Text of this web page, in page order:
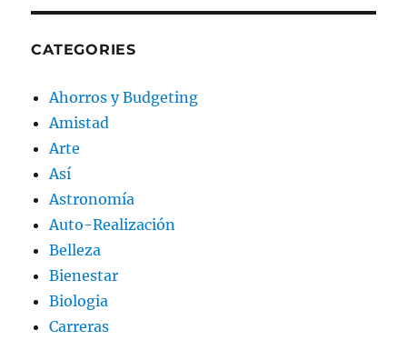
CATEGORIES
Ahorros y Budgeting
Amistad
Arte
Así
Astronomía
Auto-Realización
Belleza
Bienestar
Biologia
Carreras